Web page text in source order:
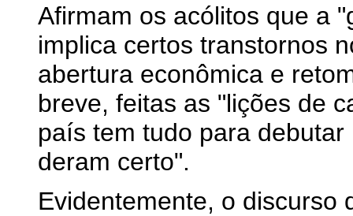
Afirmam os acólitos que a
implica certos transtornos
abertura econômica e
breve, feitas as "lições de
país tem tudo para
deram certo".
Evidentemente, o discurso